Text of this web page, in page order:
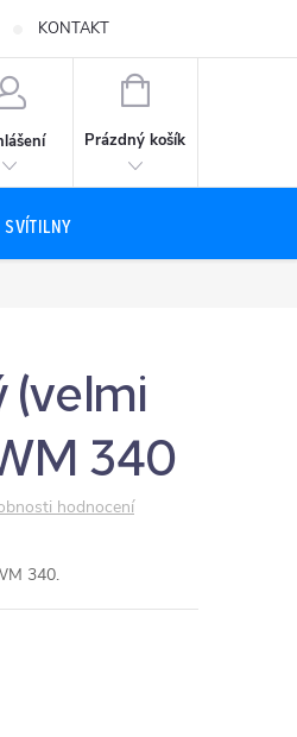
KONTAKT
NÁKUPNÍ
Prázdný košík
SVÍTILNY
(velmi
340
hodnocení
340.